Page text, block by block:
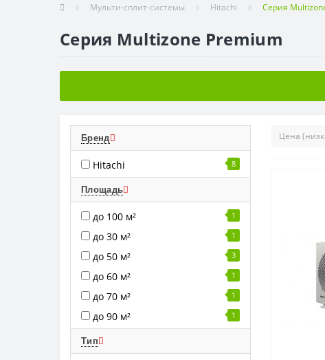
Мульти-сплит-системы Hitachi Серия
Серия Multizone Premium
Бренд
Hitachi 8
Площадь
до 100 м² 1
до 30 м² 1
до 50 м² 3
до 60 м² 1
до 70 м² 1
до 90 м² 1
Тип